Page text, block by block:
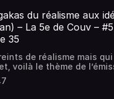
36 est apparu en
de débat autour du
du réalisme aux
– La 5e de Couv –
35
de réalisme mais
voilà le thème de
par le mangaka Toan,
doute, ils... L’article